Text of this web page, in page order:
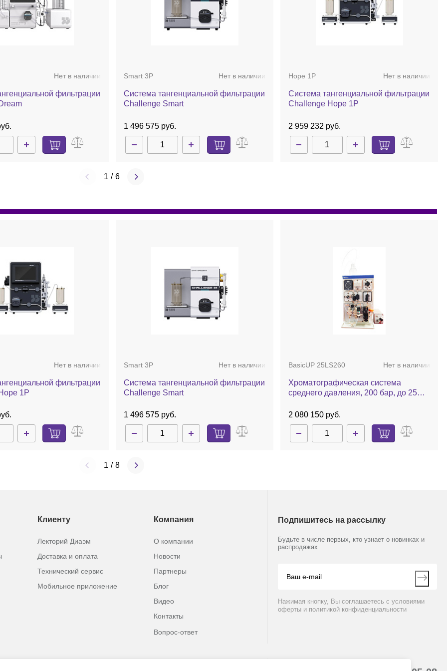
задач.
≈ 4 мл
≈ 6 мл
4 бара
50 ⁰С
мл/мин
< 9 мл/мин
14 ед
и удостоверение качества.
Нет в наличии
фильтрации
Smart 3P Нет в наличии
Система тангенциальной фильтрации
Challenge Smart
1 496 575 руб.
Hope 1P Нет в наличии
Система тангенциальной фильтрации
Challenge Hope 1P
2 959 232 руб.
1 / 6
Нет в наличии
фильтрации
1P
Smart 3P Нет в наличии
Система тангенциальной фильтрации
Challenge Smart
1 496 575 руб.
BasicUP 25LS260 Нет в наличии
Хроматографическая система
среднего давления, 200 бар, до 25
препаративная очистка биомолекул,
компл., Achrom BasicUP 25
2 080 150 руб.
1 / 8
Клиенту
Лекторий Диаэм
Доставка и оплата
Технический сервис
Мобильное приложение
Компания
О компании
Новости
Партнеры
Блог
Видео
Контакты
Вопрос-ответ
Подпишитесь на рассылку
Будьте в числе первых, кто узнает о новинках и
распродажах
Нажимая кнопку, Вы соглашаетесь с условиями
оферты и политикой конфиденциальности